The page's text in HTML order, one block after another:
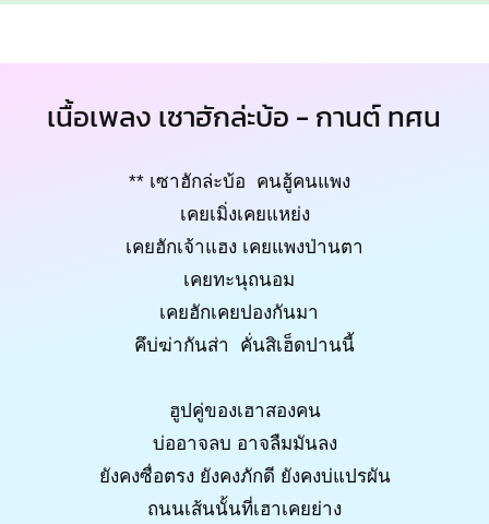
เนื้อเพลง เซาฮักล่ะบ้อ - กานต์ ทศน
** เซาฮักล่ะบ้อ คนฮู้คนแพง
เคยเมิ่งเคยแหย่ง
เคยฮักเจ้าแฮง เคยแพงป่านตา
เคยทะนุถนอม
เคยฮักเคยปองกันมา
คึบ่ฆ่ากันส่า คั่นสิเฮ็ดปานนี้
ฮูปคู่ของเฮาสองคน
บ่ออาจลบ อาจลืมมันลง
ยังคงซื่อตรง ยังคงภักดี ยังคงบ่แปรผัน
ถนนเส้นนั้นที่เฮาเคยย่าง